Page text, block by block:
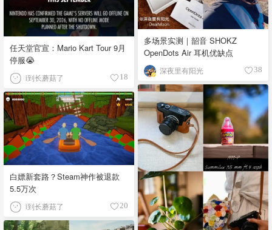
多场景实测｜韶音 SHOKZ
OpenDots Air 耳机优缺点
深夜里有阳光 38
任天堂官宣：Mario Kart Tour 9月
停服😭
i到长蘑菇了 18
白嫖新套路？Steam神作被退款
5.5万次
i到长蘑菇了 20